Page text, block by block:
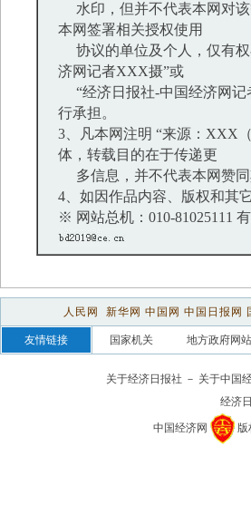
水印，但并不代表本网对该
本网签署相关授权使用
协议的单位及个人，仅有权
济网记者XXX摄”或
“经济日报社-中国经济网记
行承担。
3、凡本网注明 “来源：XXX
体，转载目的在于传递更
多信息，并不代表本网赞
4、如因作品内容、版权和其
※ 网站总机：010-81025111
人民网 新华网 中国网 中国日报网
友情链接 国家机关 地方政府网站
关于经济日报社 － 关于中国
经济
中国经济网 版